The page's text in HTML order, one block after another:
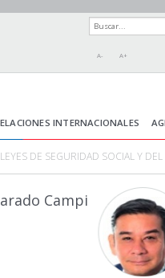
A- A+
INTERNACIONALES
DE SEGURIDAD SOCIAL Y DEL
Campi